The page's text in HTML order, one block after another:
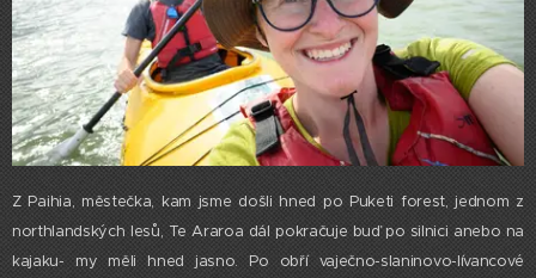
Z Paihia, městečka, kam jsme došli hned po Puketi forest, jednom z
northlandských lesů, Te Araroa dál pokračuje buď po silnici anebo na
kajaku- my měli hned jasno. Po obří vaječno-slaninovo-lívancové